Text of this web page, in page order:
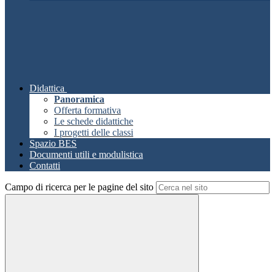
Didattica
Panoramica
Offerta formativa
Le schede didattiche
I progetti delle classi
Spazio BES
Documenti utili e modulistica
Contatti
Campo di ricerca per le pagine del sito